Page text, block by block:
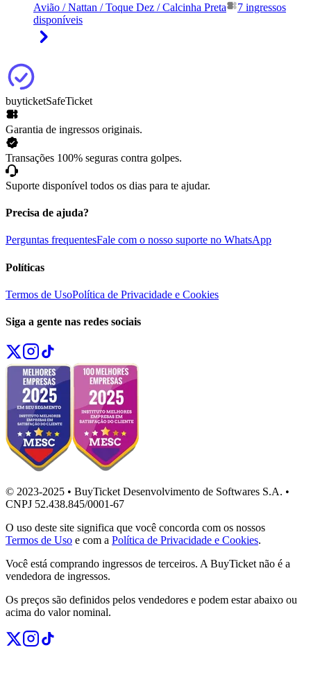
Avião / Nattan / Toque Dez / Calcinha Preta
7 ingressos
disponíveis
buyticketSafeTicket
Garantia de ingressos originais.
Transações 100% seguras contra golpes.
Suporte disponível todos os dias para te ajudar.
Precisa de ajuda?
Perguntas frequentesFale com o nosso suporte no WhatsApp
Políticas
Termos de UsoPolítica de Privacidade e Cookies
Siga a gente nas redes sociais
© 2023-2025 • BuyTicket Desenvolvimento de Softwares S.A. •
CNPJ 52.438.845/0001-67
O uso deste site significa que você concorda com os nossos
Termos de Uso e com a Política de Privacidade e Cookies.
Você está comprando ingressos de terceiros. A BuyTicket não é a
vendedora de ingressos.
Os preços são definidos pelos vendedores e podem estar abaixo ou
acima do valor nominal.